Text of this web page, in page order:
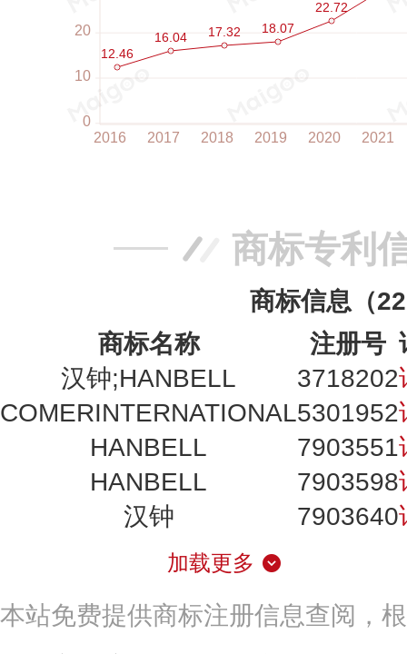
商标专利
商标信息（
商标名称
注册号
汉钟;HANBELL
3718202
COMERINTERNATIONAL5301952
HANBELL
7903551
HANBELL
7903598
汉钟
7903640
加载更多
本站免费提供商标注册信息查阅，